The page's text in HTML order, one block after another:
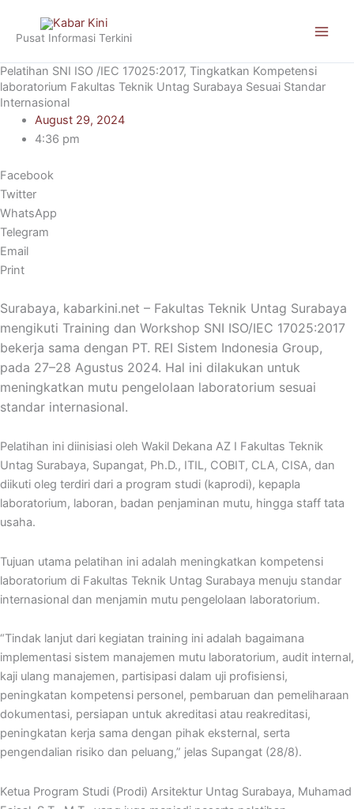
content
Pusat Informasi Terkini
Pelatihan SNI ISO /IEC 17025:2017, Tingkatkan Kompetensi
laboratorium Fakultas Teknik Untag Surabaya Sesuai Standar
Internasional
August 29, 2024
4:36 pm
Facebook
Twitter
WhatsApp
Telegram
Email
Print
Surabaya, kabarkini.net – Fakultas Teknik Untag Surabaya
mengikuti Training dan Workshop SNI ISO/IEC 17025:2017
bekerja sama dengan PT. REI Sistem Indonesia Group,
pada 27–28 Agustus 2024. Hal ini dilakukan untuk
meningkatkan mutu pengelolaan laboratorium sesuai
standar internasional.
Pelatihan ini diinisiasi oleh Wakil Dekana AZ I Fakultas Teknik
Untag Surabaya, Supangat, Ph.D., ITIL, COBIT, CLA, CISA, dan
diikuti oleg terdiri dari a program studi (kaprodi), kepapla
laboratorium, laboran, badan penjaminan mutu, hingga staff tata
usaha.
Tujuan utama pelatihan ini adalah meningkatkan kompetensi
laboratorium di Fakultas Teknik Untag Surabaya menuju standar
internasional dan menjamin mutu pengelolaan laboratorium.
“Tindak lanjut dari kegiatan training ini adalah bagaimana
implementasi sistem manajemen mutu laboratorium, audit internal,
kaji ulang manajemen, partisipasi dalam uji profisiensi,
peningkatan kompetensi personel, pembaruan dan pemeliharaan
dokumentasi, persiapan untuk akreditasi atau reakreditasi,
peningkatan kerja sama dengan pihak eksternal, serta
pengendalian risiko dan peluang,” jelas Supangat (28/8).
Ketua Program Studi (Prodi) Arsitektur Untag Surabaya, Muhamad